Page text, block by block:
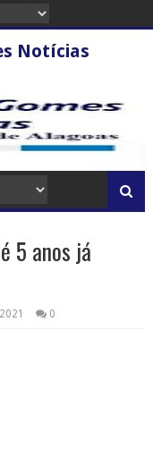
Notícias
5 anos já
0